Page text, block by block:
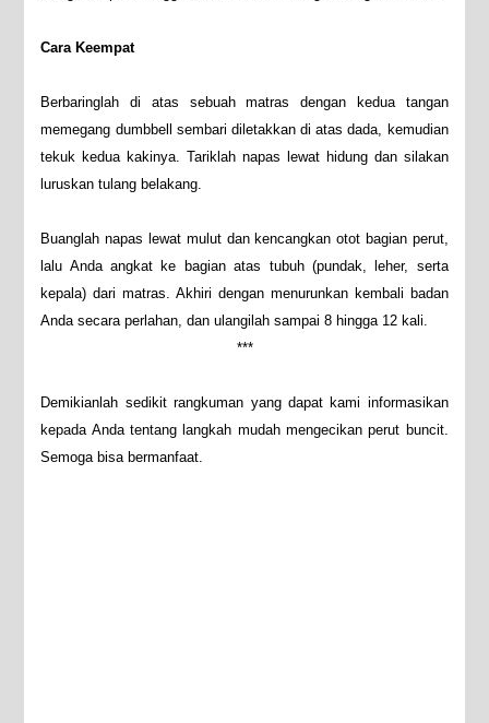
Cara Keempat
Berbaringlah di atas sebuah matras dengan kedua tangan
memegang dumbbell sembari diletakkan di atas dada, kemudian
tekuk kedua kakinya. Tariklah napas lewat hidung dan silakan
luruskan tulang belakang.
Buanglah napas lewat mulut dan kencangkan otot bagian perut,
lalu Anda angkat ke bagian atas tubuh (pundak, leher, serta
kepala) dari matras. Akhiri dengan menurunkan kembali badan
Anda secara perlahan, dan ulangilah sampai 8 hingga 12 kali.
***
Demikianlah sedikit rangkuman yang dapat kami informasikan
kepada Anda tentang langkah mudah mengecikan perut buncit.
Semoga bisa bermanfaat.